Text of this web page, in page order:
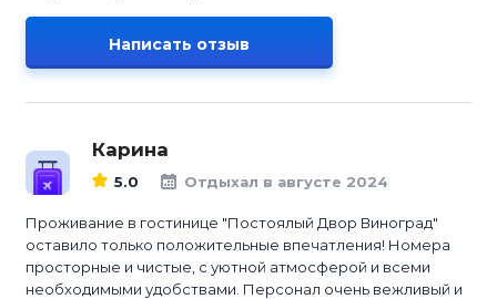
Написать отзыв
Карина
5.0 Отдыхал в августе 2024
Проживание в гостинице "Постоялый Двор Виноград"
оставило только положительные впечатления! Номера
просторные и чистые, с уютной атмосферой и всеми
необходимыми удобствами. Персонал очень вежливый и